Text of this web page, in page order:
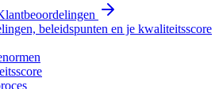
beleidspunten en je kwaliteitsscore